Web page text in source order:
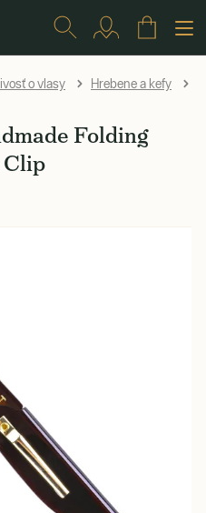
o vlasy Hrebene a kefy
Folding
Clip